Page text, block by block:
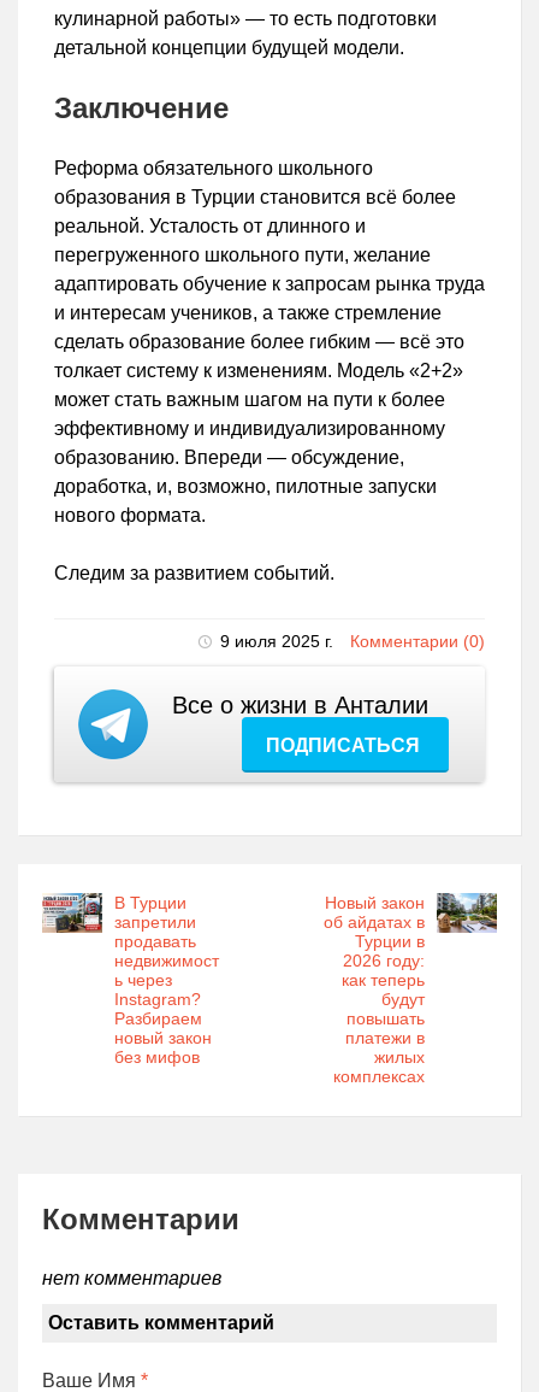
кулинарной работы» — то есть подготовки
детальной концепции будущей модели.
Заключение
Реформа обязательного школьного
образования в Турции становится всё более
реальной. Усталость от длинного и
перегруженного школьного пути, желание
адаптировать обучение к запросам рынка труда
и интересам учеников, а также стремление
сделать образование более гибким — всё это
толкает систему к изменениям. Модель «2+2»
может стать важным шагом на пути к более
эффективному и индивидуализированному
образованию. Впереди — обсуждение,
доработка, и, возможно, пилотные запуски
нового формата.
Следим за развитием событий.
9 июля 2025 г. Комментарии (0)
Все о жизни в Анталии
ПОДПИСАТЬСЯ
В Турции
запретили
продавать
недвижимост
ь через
Instagram?
Разбираем
новый закон
без мифов
Новый закон
об айдатах в
Турции в
2026 году:
как теперь
будут
повышать
платежи в
жилых
комплексах
Комментарии
нет комментариев
Оставить комментарий
Ваше Имя *